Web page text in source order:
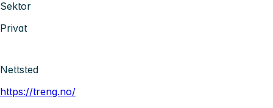
Sektor
Privat
Nettsted
https://treng.no/